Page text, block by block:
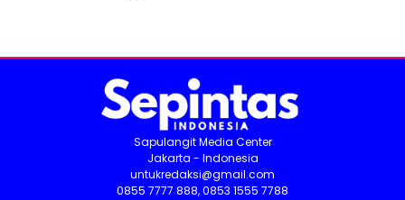
Sapulangit Media Center
Jakarta - Indonesia
untukredaksi@gmail.com
0855 7777 888, 0853 1555 7788